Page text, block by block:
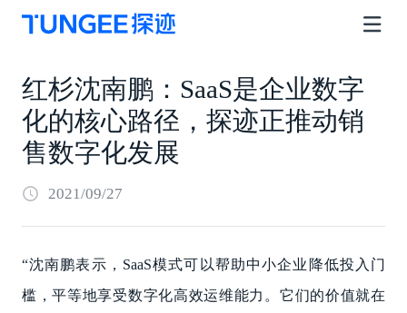
红杉沈南鹏：SaaS是企业数字
化的核心路径，探迹正推动销
售数字化发展
2021/09/27
“沈南鹏表示，SaaS模式可以帮助中小企业降低投入门
槛，平等地享受数字化高效运维能力。它们的价值就在